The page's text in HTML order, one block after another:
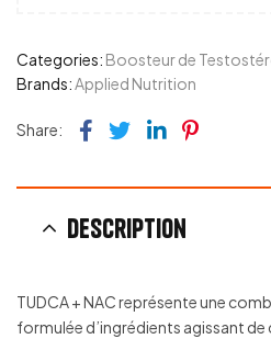
Categories: Boosteur de
Brands:Applied Nutrition
Share: Facebook
TwitterLinkedin
Description
TUDCA + NAC représente une
formulée d’ingrédients agissant